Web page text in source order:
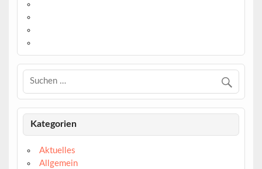
Kategorien
Aktuelles
Allgemein